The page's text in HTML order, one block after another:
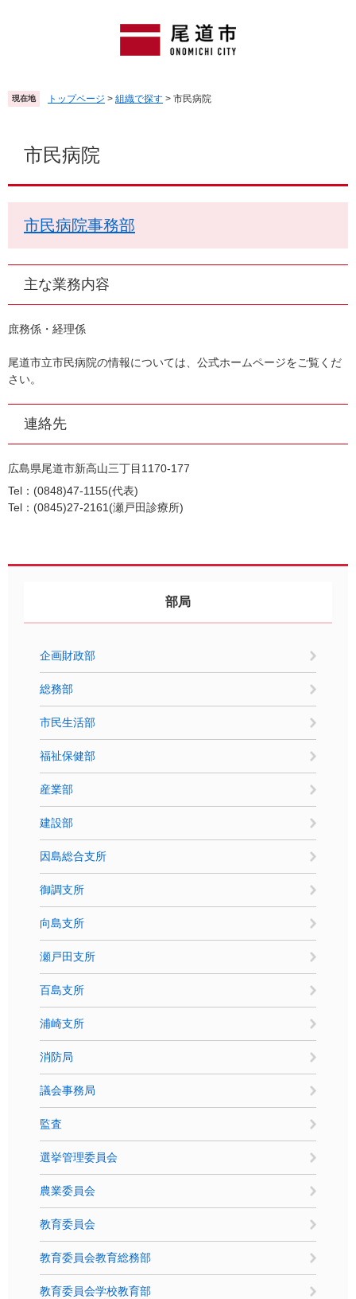
頭
で
飛
ば
現在地 トップページ > 組織で探す > 市民病院
市民病院
市民病院事務部
主な業務内容
庶務係・経理係
尾道市立市民病院の情報については、公式ホームページをご覧くだ
さい。
連絡先
広島県尾道市新高山三丁目1170-177
Tel：(0848)47-1155 代表
Tel：(0845)27-2161 瀬戸田診療所
部局
企画財政部
総務部
市民生活部
福祉保健部
産業部
建設部
因島総合支所
御調支所
向島支所
瀬戸田支所
百島支所
浦崎支所
消防局
議会事務局
監査
選挙管理委員会
農業委員会
教育委員会
教育委員会教育総務部
教育委員会学校教育部